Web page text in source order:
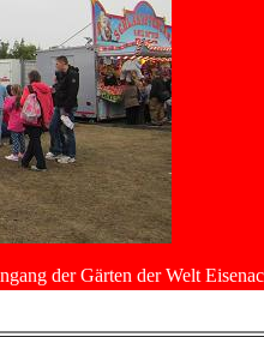
der Gärten der Welt